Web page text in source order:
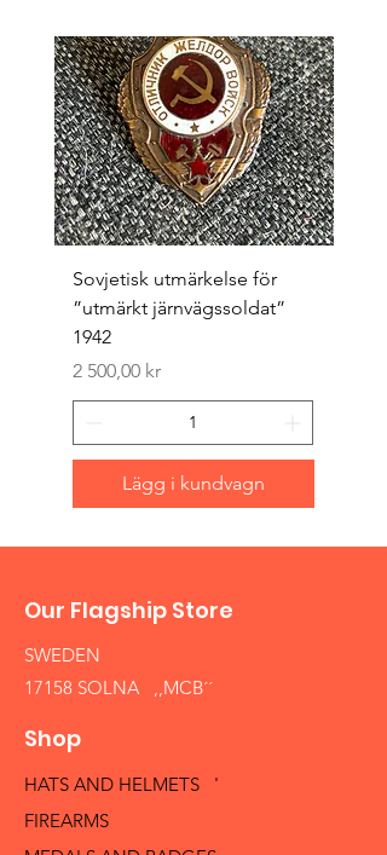
Sovjetisk utmärkelse för
”utmärkt järnvägssoldat”
1942
Pris
2 500,00 kr
Lägg i kundvagn
Our Flagship Store
SWEDEN
17158 SOLNA ,,MCB´´
Shop
HATS AND HELMETS '
FIREARMS